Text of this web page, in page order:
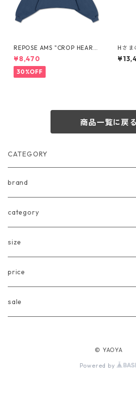
REPOSE AMS "CROP HEART
SWEATER" SS26-37
¥8,470
30%OFF
Hさま
商品一覧に戻る
CATEGORY
brand
arkakama
Another Fox
CARLIJNQ
CIENTA
category
tops
bottoms
one piece
size
Baby
〜80cm
price
〜3000円
sale
© YAOYA
Powered by